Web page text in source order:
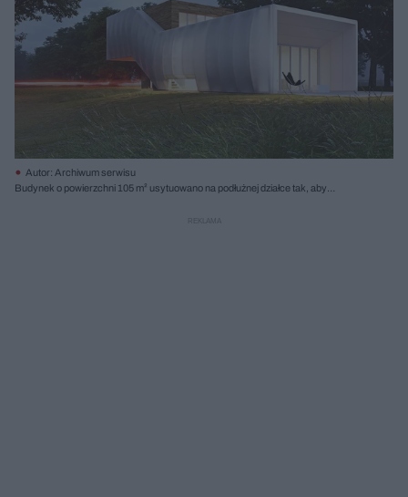
Autor: Archiwum serwisu
Budynek o powierzchni 105 m² usytuowano na podłużnej działce tak, aby
zachodniej i zieleń od wschodu; Wizualizacja: Bartłomiej Witkowski